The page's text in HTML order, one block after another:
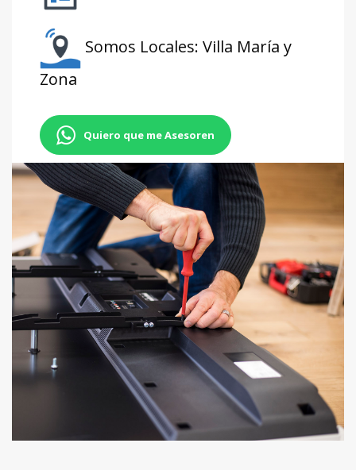
Somos Locales: Villa María y
Zona
Quiero que me Asesoren